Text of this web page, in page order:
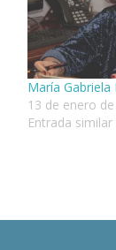
María
13 de enero
Entrada similar